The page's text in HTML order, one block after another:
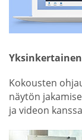
Kokousten
näytön
ja videon